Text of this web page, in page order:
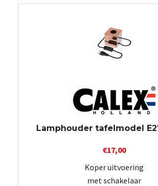
Lamphouder tafelmodel
€17,00
Koper uitvoering
met schakelaar